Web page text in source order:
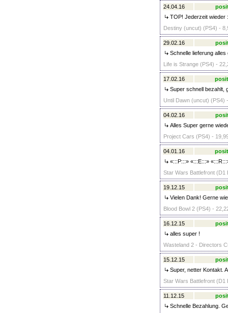
24.04.16
TOP! Jederzeit wieder
Destiny (uncut) (PS4) -
29.02.16
Schnelle lieferung alles
Life is Strange (PS4) -
17.02.16
Super schnell bezahlt,
Until Dawn (uncut) (PS4)
04.02.16
Alles Super gerne
Project Cars (PS4) -
04.01.16
«:::P:::» «:::E:::»
Star Wars Battlefront (D1
19.12.15
Vielen Dank! Gerne
Blood Bowl 2 (PS4) -
16.12.15
alles super !
Wasteland 2 - Directors
15.12.15
Super, netter Kontakt.
Star Wars Battlefront (D1
11.12.15
Schnelle Bezahlung.